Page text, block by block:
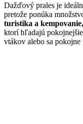
Dažďový prales je
pretože ponúka
turistika a
ktorí hľadajú
vtákov alebo sa pokojne